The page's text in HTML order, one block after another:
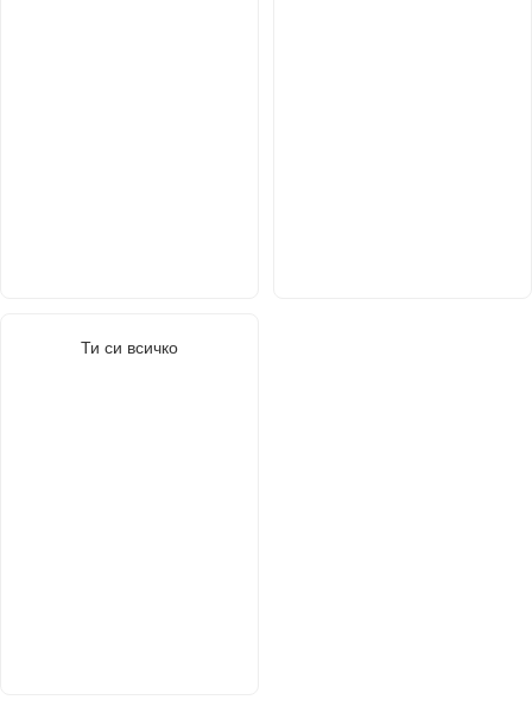
Ти си всичко